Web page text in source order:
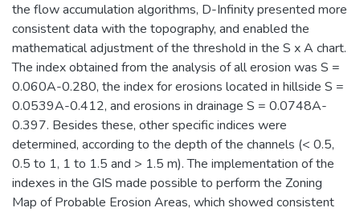
the flow accumulation algorithms, D-Infinity presented more
consistent data with the topography, and enabled the
mathematical adjustment of the threshold in the S x A chart.
The index obtained from the analysis of all erosion was S =
0.060A-0.280, the index for erosions located in hillside S =
0.0539A-0.412, and erosions in drainage S = 0.0748A-
0.397. Besides these, other specific indices were
determined, according to the depth of the channels (< 0.5,
0.5 to 1, 1 to 1.5 and > 1.5 m). The implementation of the
indexes in the GIS made possible to perform the Zoning
Map of Probable Erosion Areas, which showed consistent